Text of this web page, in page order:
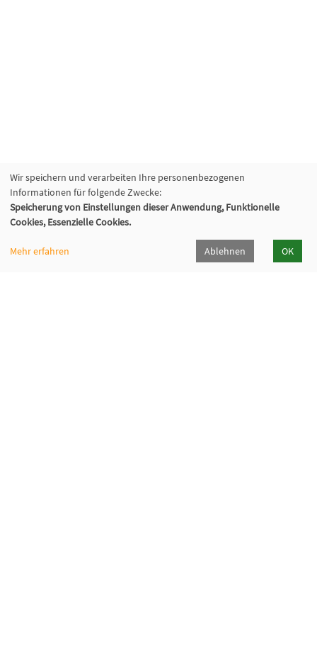
Wir speichern und verarbeiten Ihre personenbezogenen
Informationen für folgende Zwecke:
Speicherung von Einstellungen dieser Anwendung, Funktionelle
Cookies, Essenzielle Cookies.
Mehr erfahren Ablehnen OK